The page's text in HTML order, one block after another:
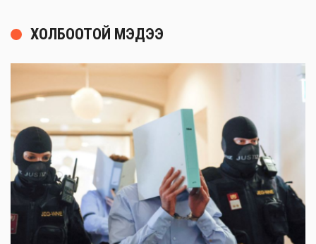
ХОЛБООТОЙ МЭДЭЭ